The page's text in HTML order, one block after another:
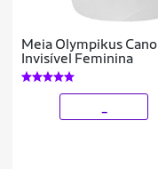
Meia Olympikus Cano
Invisível Feminina